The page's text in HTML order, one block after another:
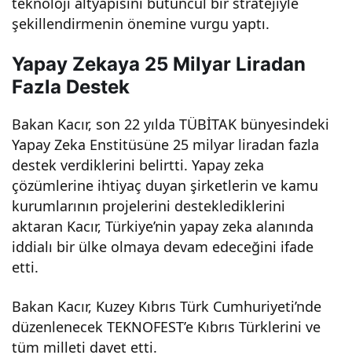
şekillendirmenin önemine vurgu yaptı.
Yapay Zekaya 25 Milyar Liradan
Fazla Destek
Bakan Kacır, son 22 yılda TÜBİTAK bünyesindeki
Yapay Zeka Enstitüsüne 25 milyar liradan fazla
destek verdiklerini belirtti. Yapay zeka
çözümlerine ihtiyaç duyan şirketlerin ve kamu
kurumlarının projelerini desteklediklerini
aktaran Kacır, Türkiye’nin yapay zeka alanında
iddialı bir ülke olmaya devam edeceğini ifade
etti.
Bakan Kacır, Kuzey Kıbrıs Türk Cumhuriyeti’nde
düzenlenecek TEKNOFEST’e Kıbrıs Türklerini ve
tüm milleti davet etti.